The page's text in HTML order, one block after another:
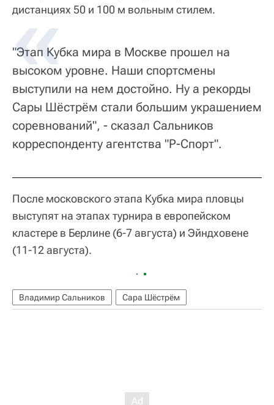
дистанциях 50 и 100 м вольным стилем.
"Этап Кубка мира в Москве прошел на
высоком уровне. Наши спортсмены
выступили на нем достойно. Ну а рекорды
Сары Шёстрём стали большим украшением
соревнований", - сказал Сальников
корреспонденту агентства "Р-Спорт".
После московского этапа Кубка мира пловцы
выступят на этапах турнира в европейском
кластере в Берлине (6-7 августа) и Эйндховене
(11-12 августа).
Владимир Сальников Сара Шёстрём